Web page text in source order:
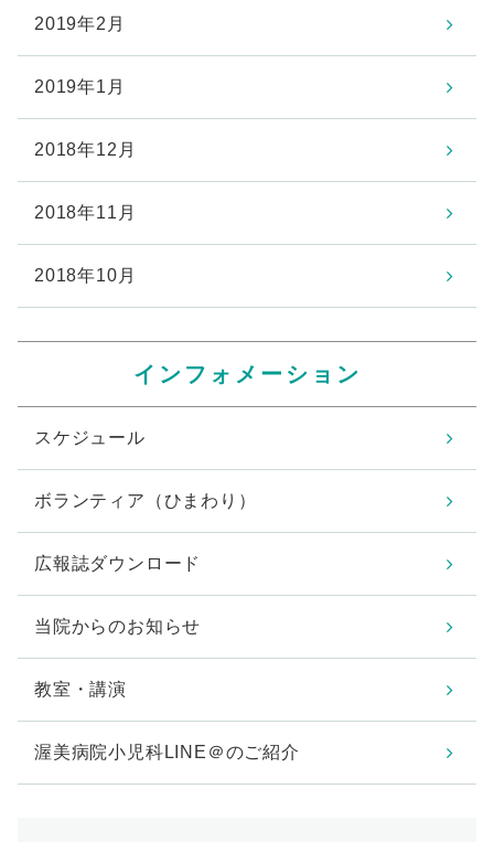
2019年2月
2019年1月
2018年12月
2018年11月
2018年10月
インフォメーション
スケジュール
ボランティア（ひまわり）
広報誌ダウンロード
当院からのお知らせ
教室・講演
渥美病院小児科LINE＠のご紹介